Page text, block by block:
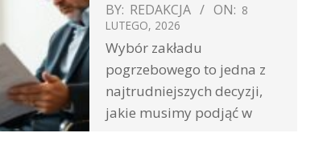
BY: REDAKCJA ON: 8
LUTEGO, 2026
Wybór zakładu
pogrzebowego to jedna z
najtrudniejszych decyzji,
jakie musimy podjąć w